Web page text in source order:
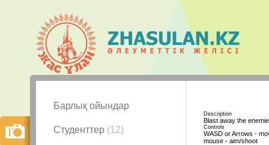
Барлық ойындар
Студенттер (12)
Description
Blast away the
Controls
WASD or Arrows -
mouse - aim/shoot